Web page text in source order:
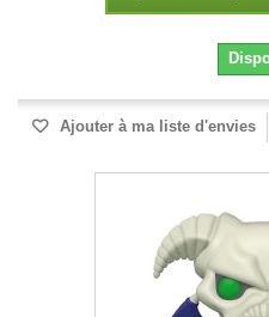
Ajouter à ma liste d'envies